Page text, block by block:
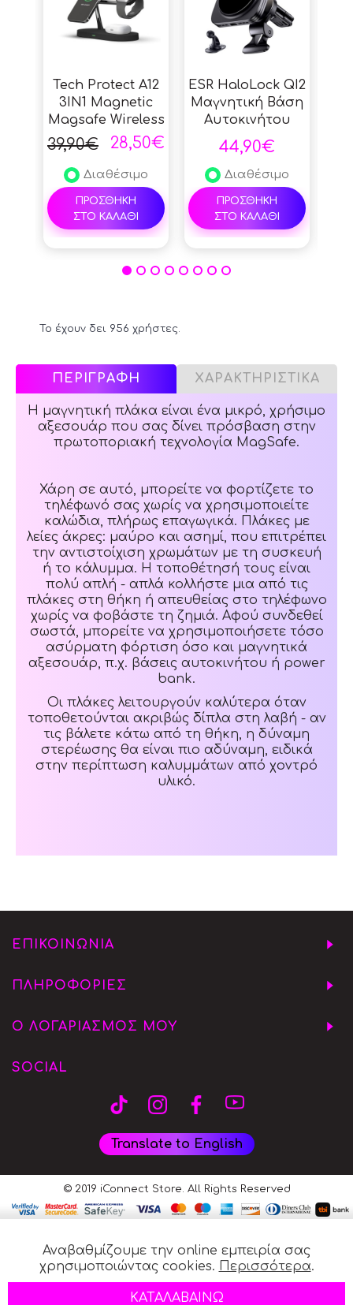
Το έχουν δει 956 χρήστες.
Tech Protect A12
3IN1 Magnetic
Magsafe Wireless
Charger - Black
39,90€ 28,50€
Διαθέσιμο
ΠΡΟΣΘΗΚΗ
ΣΤΟ ΚΑΛΑΘΙ
ESR HaloLock QI2
Μαγνητική Βάση
Αυτοκινήτου
Αεραγωγού με
Ασύρματη
Φόρτιση MagSafe
15W - Black
44,90€
Διαθέσιμο
ΠΡΟΣΘΗΚΗ
ΣΤΟ ΚΑΛΑΘΙ
ΠΕΡΙΓΡΑΦΗ ΧΑΡΑΚΤΗΡΙΣΤΙΚΑ
Η μαγνητική πλάκα είναι ένα μικρό, χρήσιμο
αξεσουάρ που σας δίνει πρόσβαση στην
πρωτοποριακή τεχνολογία MagSafe.
Χάρη σε αυτό, μπορείτε να φορτίζετε το
τηλέφωνό σας χωρίς να χρησιμοποιείτε
καλώδια, πλήρως επαγωγικά. Πλάκες με
λείες άκρες: μαύρο και ασημί, που επιτρέπει
την αντιστοίχιση χρωμάτων με τη συσκευή
ή το κάλυμμα. Η τοποθέτησή τους είναι
πολύ απλή - απλά κολλήστε μια από τις
πλάκες στη θήκη ή απευθείας στο τηλέφωνο
χωρίς να φοβάστε τη ζημιά. Αφού συνδεθεί
σωστά, μπορείτε να χρησιμοποιήσετε τόσο
ασύρματη φόρτιση όσο και μαγνητικά
αξεσουάρ, π.χ. βάσεις αυτοκινήτου ή power
bank.
Οι πλάκες λειτουργούν καλύτερα όταν
τοποθετούνται ακριβώς δίπλα στη λαβή - αν
τις βάλετε κάτω από τη θήκη, η δύναμη
στερέωσης θα είναι πιο αδύναμη, ειδικά
στην περίπτωση καλυμμάτων από χοντρό
υλικό.
ΕΠΙΚΟΙΝΩΝΙΑ
ΠΛΗΡΟΦΟΡΙΕΣ
Ο ΛΟΓΑΡΙΑΣΜΟΣ ΜΟΥ
SOCIAL
Translate to English
© 2019 iConnect Store. All Rights Reserved
Αναβαθμίζουμε την online εμπειρία σας
χρησιμοποιώντας cookies. Περισσότερα.
ΚΑΤΑΛΑΒΑΙΝΩ